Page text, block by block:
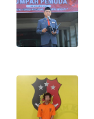
WN
SULSEL
WN
GORONTALO